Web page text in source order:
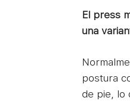
El press
una
postura
de pie, lo